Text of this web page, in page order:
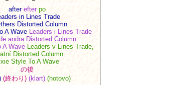
after efter po
in Lines Trade
Distorted Column
A Wave Leaders i Lines Trade
andra Distorted Column
A Wave Leaders v Lines Trade,
Distorted Column
Style To A Wave
の後
(終わり) (klart) (hotovo)